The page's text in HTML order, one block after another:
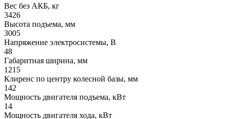
Вес без АКБ, кг
3426
Высота подъема, мм
3005
Напряжение электросистемы, В
48
Габаритная ширина, мм
1215
Клиренс по центру колесной базы, мм
142
Мощность двигателя подъема, кВт
14
Мощность двигателя хода, кВт